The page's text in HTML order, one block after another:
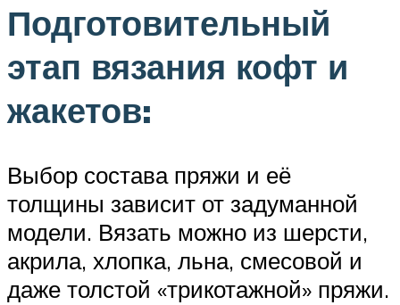
Подготовительный
этап вязания кофт и
жакетов:
Выбор состава пряжи и её
толщины зависит от задуманной
модели. Вязать можно из шерсти,
акрила, хлопка, льна, смесовой и
даже толстой «трикотажной» пряжи.